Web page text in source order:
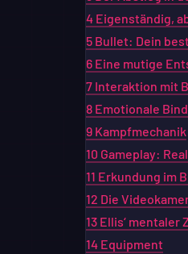
4 Eigenständig,
5 Bullet: Dein
6 Eine mutige
7 Interaktion mit
8 Emotionale
9 Kampfmechanik
10 Gameplay:
11 Erkundung im
12 Die
13 Ellis‘ mentaler
14 Equipment